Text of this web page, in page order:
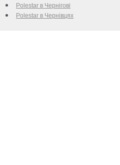
Polestar в Чернігові
Polestar в Чернівцях